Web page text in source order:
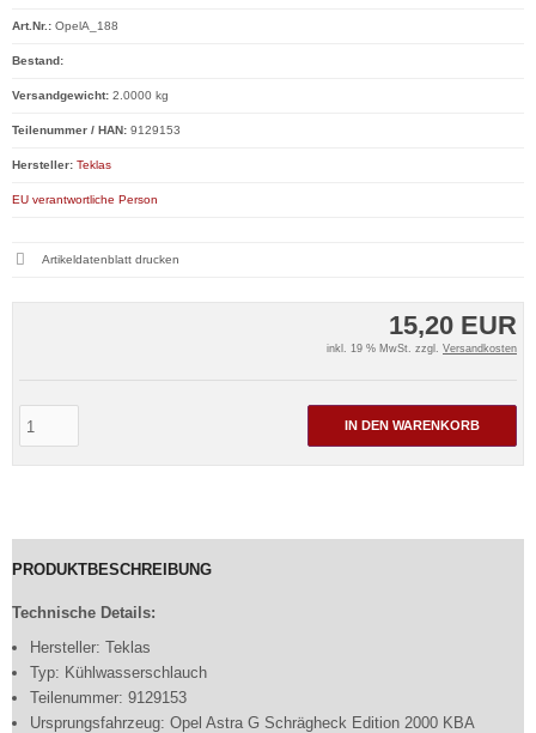
15,20 EUR
inkl. 19 % MwSt. zzgl. Versandkosten
IN DEN WARENKORB
Art.Nr.: OpelA_188
Bestand:
Versandgewicht: 2.0000 kg
Teilenummer / HAN: 9129153
Hersteller: Teklas
EU verantwortliche Person
Artikeldatenblatt drucken
PRODUKTBESCHREIBUNG
Technische Details:
Hersteller: Teklas
Typ: Kühlwasserschlauch
Teilenummer: 9129153
Ursprungsfahrzeug: Opel Astra G Schrägheck Edition 2000 KBA